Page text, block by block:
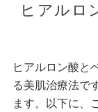
ヒアルロ
ヒアルロン酸と
る美肌治療法で
ます。以下に、